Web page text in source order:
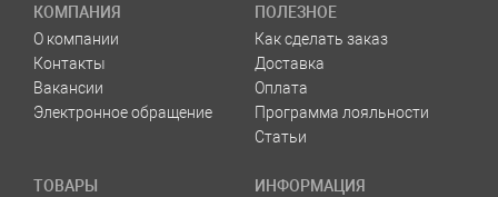
КОМПАНИЯ
О компании
Контакты
Вакансии
Электронное обращение
ПОЛЕЗНОЕ
Как сделать заказ
Доставка
Оплата
Программа лояльности
Статьи
ТОВАРЫ
ИНФОРМАЦИЯ